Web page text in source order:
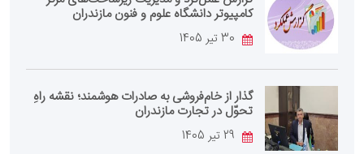
کامپیوتر دانشگاه علوم و فنون مازندران
گذار از خام‌فروشی به صادرات هوشمند؛ نقشه راهِ
تحوّل در تجارت مازندران